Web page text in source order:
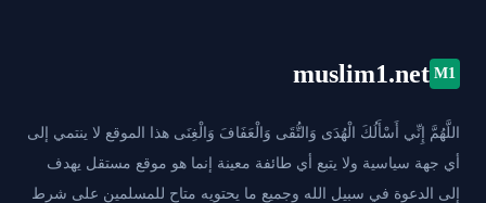
M1
muslim1.net
اللَّهُمَّ إِنِّي أَسْأَلُكَ الْهُدَى وَالتُّقَى وَالْعَفَافَ وَالْغِنَى هذا الموقع لا ينتمي إلى
أي جهة سياسية ولا يتبع أي طائفة معينة إنما هو موقع مستقل يهدف
إلى الدعوة في سبيل الله وجميع ما يحتويه متاح للمسلمين على شرط